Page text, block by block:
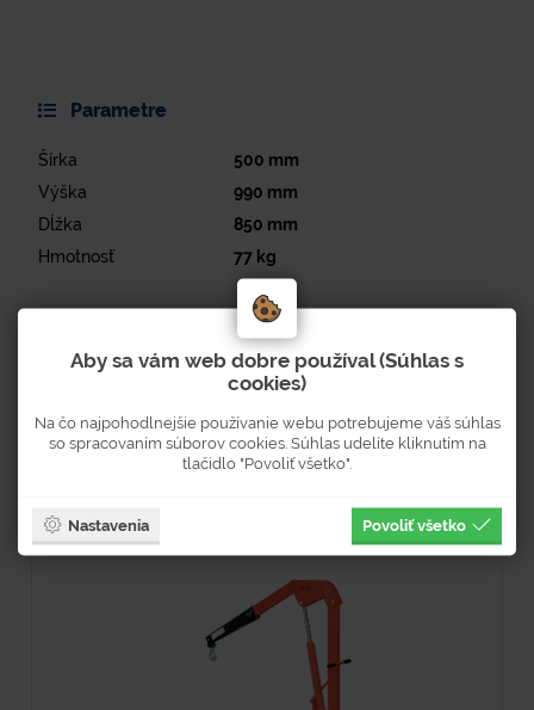
Parametre
Šírka 500 mm
Výška
990 mm
Dĺžka
850 mm
Hmotnosť
77kg
Dokumenty k stiahnutiu
Súvisiaci tovar
Aby sa vám web dobre používal (Súhlas s
cookies)
Na čo najpohodlnejšie používanie webu potrebujeme váš súhlas
so spracovaním súborov cookies. Súhlas udelíte kliknutím na
tlačidlo "Povoliť všetko".
Nastavenia Povoliť všetko